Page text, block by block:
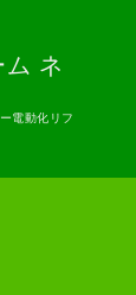
ム ネ
電動化リフ